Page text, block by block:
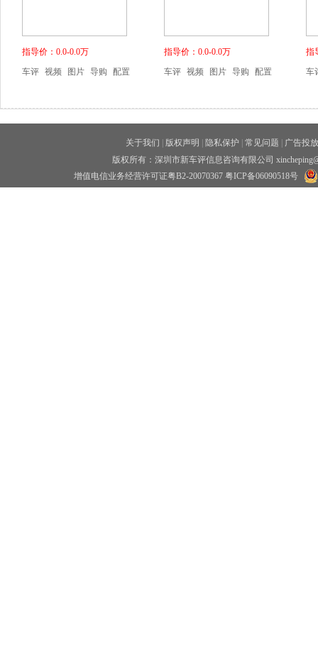
指导价：0.0-0.0万
车评 视频 图片 导购 配置
指导价：0.0-0.0万
车评 视频 图片 导购 配置
指
车
关于我们 版权声明 隐私保护 常见问题
广告投放
版权所有：深圳市新车评信息咨询有限公司
增值电信业务经营许可证粤B2-20070367 粤ICP备06090518号